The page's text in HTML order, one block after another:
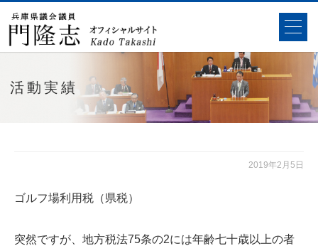
活動実績
2019年2月5日
ゴルフ場利用税（県税）
突然ですが、地方税法75条の2には年齢七十歳以上の者